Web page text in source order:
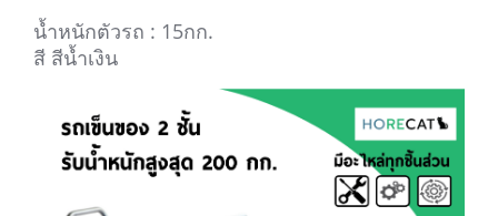
น้ำหนักตัวรถ : 15กก.
สี สีน้ำเงิน